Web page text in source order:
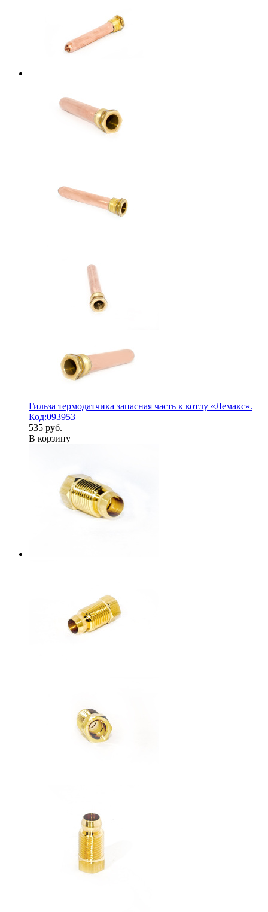
Гильза термодатчика запасная часть к котлу «Лемакс».
Код:093953
535 руб.
В корзину